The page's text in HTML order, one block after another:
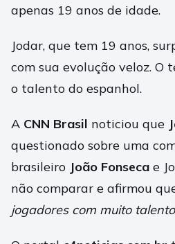
apenas 19 anos de idade.
Jodar, que tem 19 anos,
com sua evolução veloz. O
o talento do espanhol.
A CNN Brasil noticiou que
questionado sobre uma
brasileiro João Fonseca e
não comparar e afirmou
jogadores com muito talento